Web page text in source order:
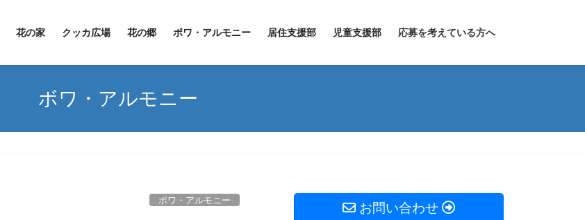
花の家 クッカ広場 花の郷 ボワ・アルモニー 居住支援部 児童支援部 応募を考えている方へ
ボワ・アルモニー
ボワ・アルモニー
お問い合わせ